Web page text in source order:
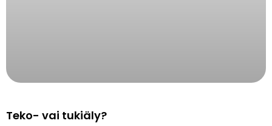
Teko- vai tukiäly?